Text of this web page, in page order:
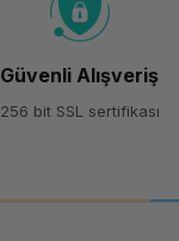
Güvenli Alışveriş
256 bit SSL sertifikası